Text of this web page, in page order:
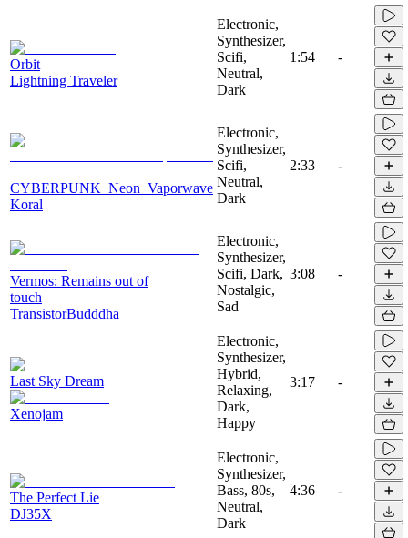
Orbit
Lightning Traveler
Electronic,
Synthesizer,
Scifi,
Neutral,
Dark
1:54 -
CYBERPUNK_Neon_Vaporwave
Koral
Electronic,
Synthesizer,
Scifi,
Neutral,
Dark
2:33 -
Vermos: Remains out of
touch
TransistorBudddha
Electronic,
Synthesizer,
Scifi, Dark,
Nostalgic,
Sad
3:08 -
Last Sky Dream
Xenojam
Electronic,
Synthesizer,
Hybrid,
Relaxing,
Dark,
Happy
3:17 -
The Perfect Lie
DJ35X
Electronic,
Synthesizer,
Bass, 80s,
Neutral,
Dark
4:36 -